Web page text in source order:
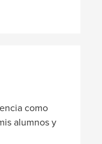
como
alumnos y